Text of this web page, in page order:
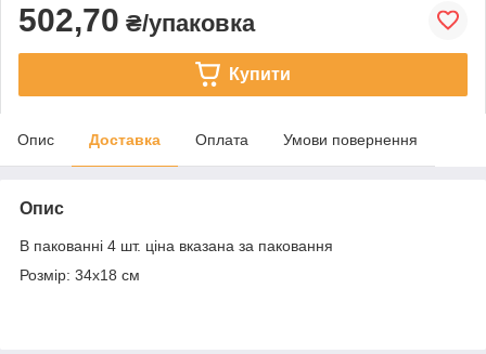
502,70 ₴/упаковка
Купити
Опис Доставка Оплата Умови повернення
Опис
В пакованні 4 шт. ціна вказана за паковання
Розмір: 34х18 см